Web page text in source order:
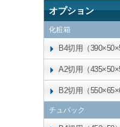
オプション
化粧箱
B4切用（
A2切用（
B2切用（
チュパック